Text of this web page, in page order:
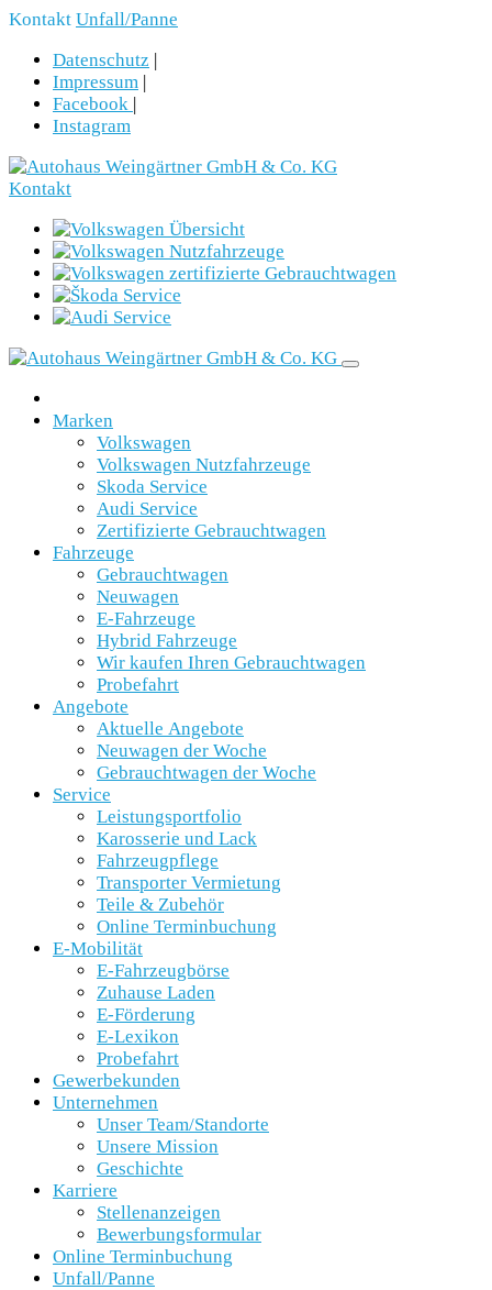
Kontakt Unfall/Panne
Datenschutz |
Impressum |
Facebook |
Instagram
Kontakt
Marken
Volkswagen
Volkswagen Nutzfahrzeuge
Skoda Service
Audi Service
Zertifizierte Gebrauchtwagen
Fahrzeuge
Gebrauchtwagen
Neuwagen
E-Fahrzeuge
Hybrid Fahrzeuge
Wir kaufen Ihren Gebrauchtwagen
Probefahrt
Angebote
Aktuelle Angebote
Neuwagen der Woche
Gebrauchtwagen der Woche
Service
Leistungsportfolio
Karosserie und Lack
Fahrzeugpflege
Transporter Vermietung
Teile & Zubehör
Online Terminbuchung
E-Mobilität
E-Fahrzeugbörse
Zuhause Laden
E-Förderung
E-Lexikon
Probefahrt
Gewerbekunden
Unternehmen
Unser Team/Standorte
Unsere Mission
Geschichte
Karriere
Stellenanzeigen
Bewerbungsformular
Online Terminbuchung
Unfall/Panne